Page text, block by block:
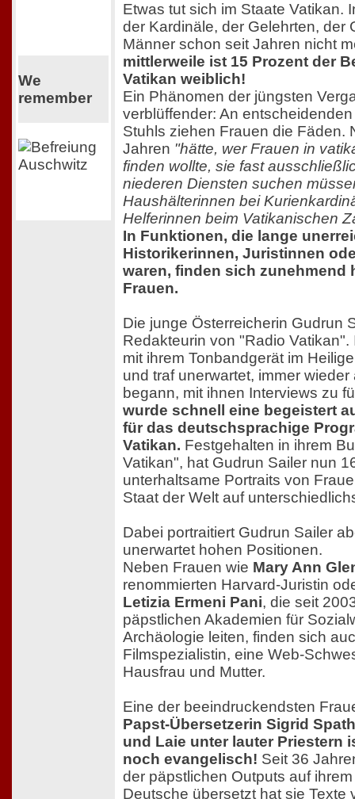
We
remember
Etwas tut sich im Staate Vatikan.
der Kardinäle, der Gelehrten, der
Männer schon seit Jahren nicht
mittlerweile ist 15 Prozent der
Vatikan weiblich!
Ein Phänomen der jüngsten
verblüffender: An
Stuhls ziehen Frauen die Fäden.
Jahren "hätte, wer Frauen in
finden wollte, sie fast
niederen Diensten suchen
Haushälterinnen bei
Helferinnen beim Vatikanischen
In Funktionen, die lange
Historikerinnen, Juristinnen
waren, finden sich zunehmend
Frauen.
Die junge Österreicherin Gudrun
Redakteurin von "Radio Vatikan".
mit ihrem Tonbandgerät im
und traf unerwartet, immer
begann, mit ihnen Interviews zu
wurde schnell eine begeistert
für das deutschsprachige
Vatikan. Festgehalten in ihrem
Vatikan", hat Gudrun Sailer nun
unterhaltsame Portraits von
Staat der Welt auf
Dabei portraitiert Gudrun Sailer
unerwartet hohen Positionen.
Neben Frauen wie Mary Ann
renommierten Harvard-Juristin
Letizia Ermeni Pani, die seit
päpstlichen Akademien für
Archäologie leiten, finden sich
Filmspezialistin, eine Web-
Hausfrau und Mutter.
Eine der beeindruckendsten
Papst-Übersetzerin Sigrid
und Laie unter lauter Priestern
noch evangelisch! Seit 36
der päpstlichen Outputs auf
Deutsche übersetzt hat sie Texte